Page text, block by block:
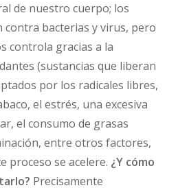
de nuestro cuerpo; los
contra bacterias y virus, pero
controla gracias a la
(sustancias que liberan
por los radicales libres,
el estrés, una excesiva
el consumo de grasas
entre otros factores,
proceso se acelere. ¿Y cómo
Precisamente